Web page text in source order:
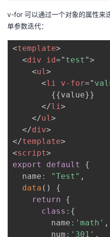
v-for 可以通过一个对象的属性来
单参数迭代：
<template>
<div id=" test ">
<ul >
<li v-for="
        {{value}}
</li >
</ul >
</div>
</template>
<script>
export
default
{
  name
: "Test" ,
data ( )
{
return
{
class : {
        name
: 'math' ,
        num
: '301' ,